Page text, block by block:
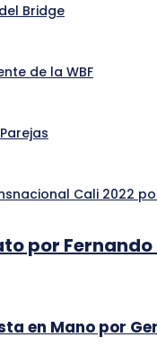
Bridge
de la WBF
Cali 2022
por Fernando
en Mano por